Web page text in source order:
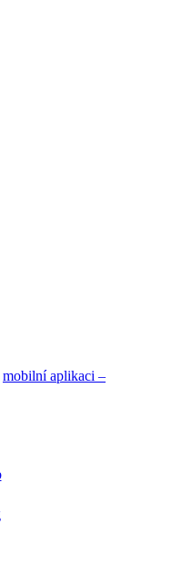
mobilní aplikaci –